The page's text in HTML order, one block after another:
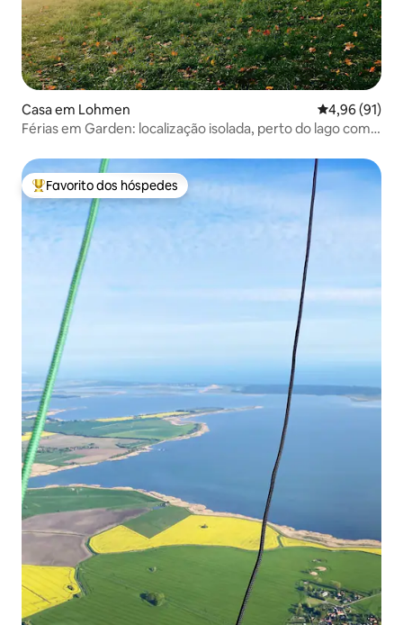
Casa em Lohmen Classificação
4,96 (91)
Férias em Garden: localização isolada, perto do lago com
Favoritos dos hóspedes mais apreciados
Favorito dos hóspedes